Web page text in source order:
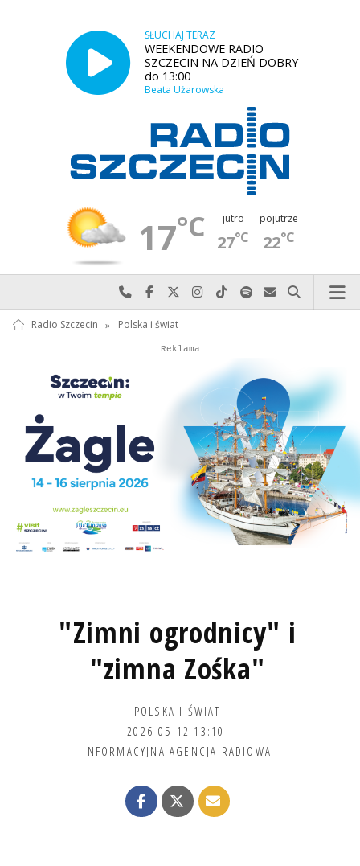
SŁUCHAJ TERAZ
WEEKENDOWE RADIO
SZCZECIN NA DZIEŃ DOBRY
do 13:00
Beata Użarowska
17°C jutro
27°C
pojutrze
22°C
Najlepiej po prostu do nas zadzwoń
Odwiedź nas na Facebook-u
Odwiedź nas na X
Odwiedź nas na Instagram-ie
Odwiedź nas na TikTok-u
Szukaj nas na Spotify
Wyślij do nas
Szukaj
Radio Szczecin » Polska i świat
Autopromocja
Reklama
"Zimni ogrodnicy" i
"zimna Zośka"
POLSKA I ŚWIAT
2026-05-12 13:10
INFORMACYJNA AGENCJA RADIOWA